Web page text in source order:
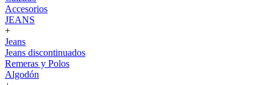
Accesorios
JEANS
+
Jeans
Jeans discontinuados
Remeras y Polos
Algodón